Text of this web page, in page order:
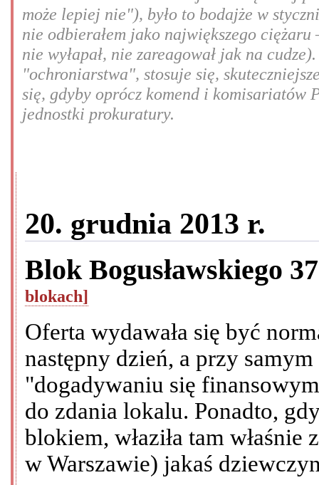
może lepiej nie"), było to bodajże w
nie odbierałem jako największego
nie wyłapał, nie zareagował jak na
"ochroniarstwa", stosuje się,
się, gdyby oprócz komend i komisariatów
jednostki prokuratury.
20. grudnia 2013 r.
Blok Bogusławskiego
blokach]
Oferta wydawała się być
następny dzień, a przy
"dogadywaniu się
do zdania lokalu. Ponadto,
blokiem, właziła tam właśnie
w Warszawie) jakaś